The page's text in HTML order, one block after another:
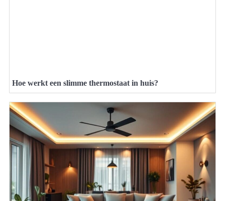
Hoe werkt een slimme thermostaat in huis?